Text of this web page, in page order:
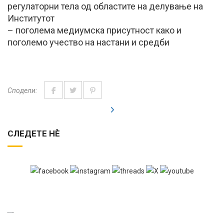
регулаторни тела од областите на делување на
Институтот
– поголема медиумска присутност како и
поголемо учество на настани и средби
Сподели:
СЛЕДЕТЕ НЀ